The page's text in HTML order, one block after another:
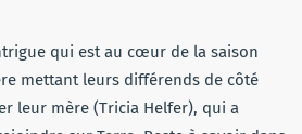
qui est au cœur de la saison
mettant leurs différends de côté
leur mère (Tricia Helfer), qui a